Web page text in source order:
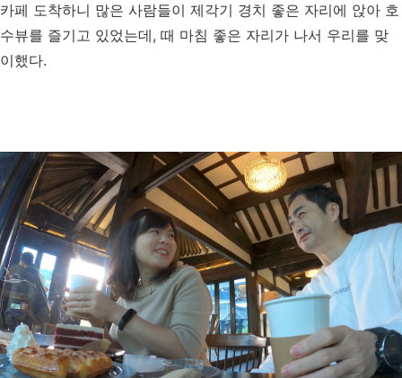
카페 도착하니 많은 사람들이 제각기 경치 좋은 자리에 앉아 호
수뷰를 즐기고 있었는데, 때 마침 좋은 자리가 나서 우리를 맞
이했다.